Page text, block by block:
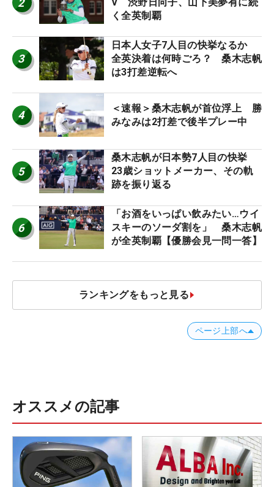
く全英制覇
3
日本人女子7人目の快挙なるか
全英決着は何時ごろ？ 桑木志帆
は3打差逆転へ
4
＜速報＞桑木志帆が首位浮上 勝
みなみは2打差で後半プレー中
5
桑木志帆が日本勢7人目の快挙
23歳ショットメーカー、その軌
跡を振り返る
6
「お酒をいっぱい飲みたい…ウイ
スキーのソーダ割を」 桑木志帆
が全英制覇【優勝会見一問一答】
ランキングをもっと見る
ページ上部へ
オススメの記事